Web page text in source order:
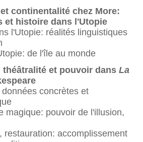
continentalité chez More:
et histoire dans l'Utopie
l'Utopie: réalités linguistiques
de l'île au monde
théâtralité et pouvoir dans La
concrètes et
magique: pouvoir de l'illusion,
restauration: accomplissement